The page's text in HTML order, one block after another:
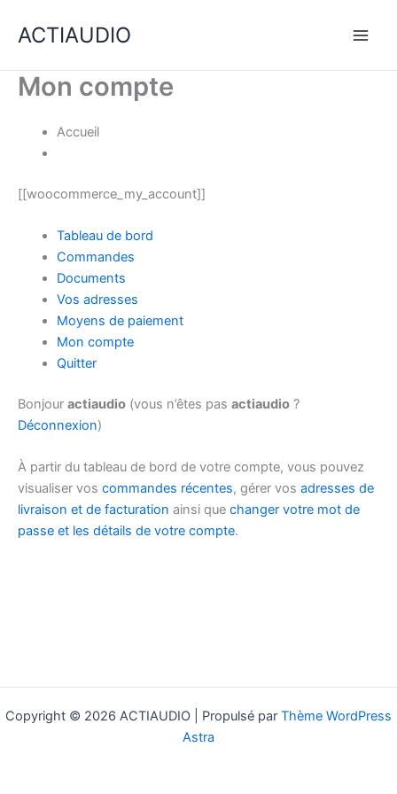
ACTIAUDIO
Mon compte
Accueil
[[woocommerce_my_account]]
Tableau de bord
Commandes
Documents
Vos adresses
Moyens de paiement
Mon compte
Quitter
Bonjour actiaudio (vous n’êtes pas actiaudio ?
Déconnexion)
À partir du tableau de bord de votre compte, vous pouvez
visualiser vos commandes récentes, gérer vos adresses de
livraison et de facturation ainsi que changer votre mot de
passe et les détails de votre compte.
Copyright © 2026 ACTIAUDIO | Propulsé par Thème WordPress
Astra